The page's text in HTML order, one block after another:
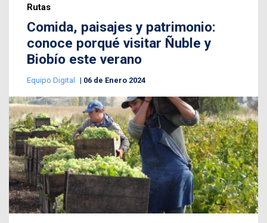
Rutas
Comida, paisajes y patrimonio:
conoce porqué visitar Ñuble y
Biobío este verano
Equipo Digital 06 de Enero 2024